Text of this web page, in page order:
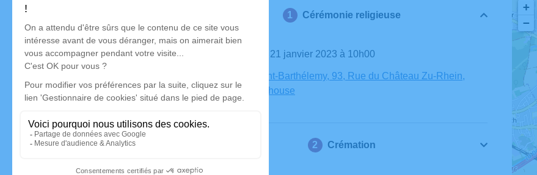
Cérémonie religieuse
Le samedi 21 janvier 2023 à 10h00
Église Saint-Barthélemy, 93, Rue du Château Zu-Rhein,
68200 Mulhouse
Crémation
+
−